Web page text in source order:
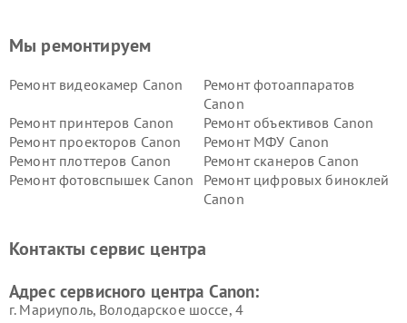
Мы ремонтируем
Ремонт видеокамер Canon
Ремонт фотоаппаратов
Canon
Ремонт принтеров Canon
Ремонт объективов Canon
Ремонт проекторов Canon
Ремонт МФУ Canon
Ремонт плоттеров Canon
Ремонт сканеров Canon
Ремонт фотовспышек Canon
Ремонт цифровых биноклей
Canon
Контакты сервис центра
Адрес сервисного центра Canon:
г. Мариуполь, Володарское шоссе, 4